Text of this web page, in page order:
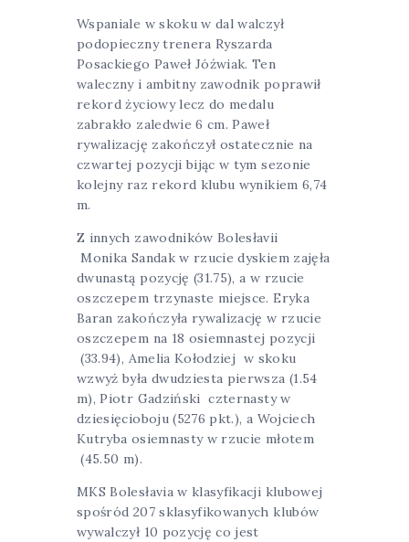
Wspaniale w skoku w dal walczył
podopieczny trenera Ryszarda
Posackiego Paweł Jóźwiak. Ten
waleczny i ambitny zawodnik poprawił
rekord życiowy lecz do medalu
zabrakło zaledwie 6 cm. Paweł
rywalizację zakończył ostatecznie na
czwartej pozycji bijąc w tym sezonie
kolejny raz rekord klubu wynikiem 6,74
m.
Z innych zawodników Bolesłavii
Monika Sandak w rzucie dyskiem zajęła
dwunastą pozycję (31.75), a w rzucie
oszczepem trzynaste miejsce. Eryka
Baran zakończyła rywalizację w rzucie
oszczepem na 18 osiemnastej pozycji
(33.94), Amelia Kołodziej w skoku
wzwyż była dwudziesta pierwsza (1.54
m), Piotr Gadziński czternasty w
dziesięcioboju (5276 pkt.), a Wojciech
Kutryba osiemnasty w rzucie młotem
(45.50 m).
MKS Bolesłavia w klasyfikacji klubowej
spośród 207 sklasyfikowanych klubów
wywalczył 10 pozycję co jest